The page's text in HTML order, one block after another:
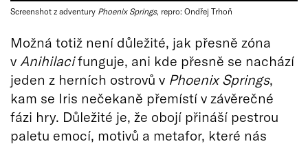
Screenshot z adventury Phoenix Springs, repro: Ondřej Trhoň
Možná totiž není důležité, jak přesně zóna
v Anihilacifunguje, ani kde přesně se nachází
jeden z herních ostrovů v Phoenix Springs,
kam se Iris nečekaně přemístí v závěrečné
fázi hry. Důležité je, že obojí přináší pestrou
paletu emocí, motivů a metafor, které nás